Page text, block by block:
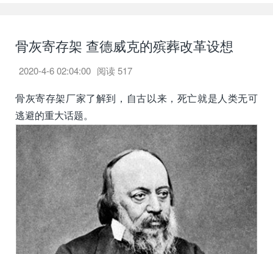
骨灰寄存架 查德威克的殡葬改革设想
2020-4-6 02:04:00 阅读517
骨灰寄存架厂家了解到，自古以来，死亡就是人类无可
逃避的重大话题。